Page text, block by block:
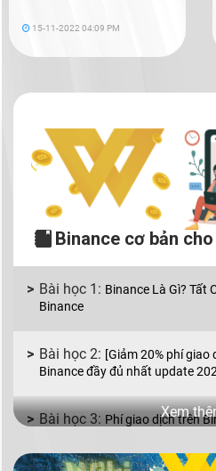
15-11-2022 04:09 PM
Binance cơ bản
Binance Là Gì? Tất
Binance
[Giảm 20% phí
Binance đầy đủ nhất update
Phí giao dịch trên
Xem